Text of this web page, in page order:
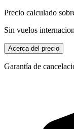
Precio calculado
Sin vuelos
Acerca del precio
Garantía de